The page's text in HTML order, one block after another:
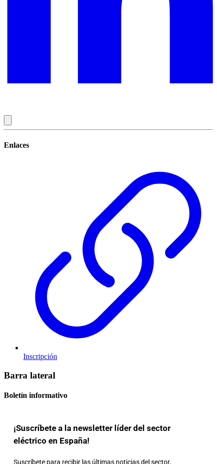
Enlaces
Inscripción
Barra lateral
Boletín informativo
¡Suscríbete a la newsletter líder del sector
eléctrico en España!
Suscríbete para recibir las últimas noticias del sector,